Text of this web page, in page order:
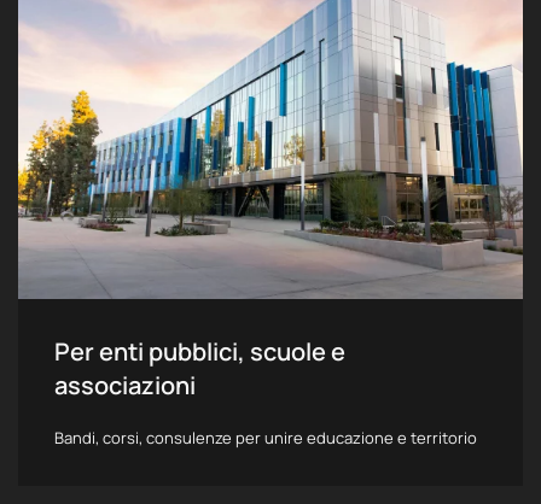
Per enti pubblici, scuole e
associazioni
Bandi, corsi, consulenze per unire educazione e territorio